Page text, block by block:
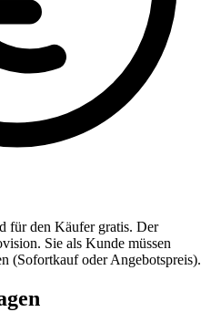
für den Käufer gratis. Der
Sie als Kunde müssen
(Sofortkauf oder Angebotspreis).